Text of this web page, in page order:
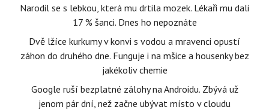
Narodil se s lebkou, která mu drtila mozek. Lékaři mu dali
17 % šanci. Dnes ho nepoznáte
Dvě lžíce kurkumy v konvi s vodou a mravenci opustí
záhon do druhého dne. Funguje i na mšice a housenky bez
jakékoliv chemie
Google ruší bezplatné zálohy na Androidu. Zbývá už
jenom pár dní, než začne ubývat místo v cloudu